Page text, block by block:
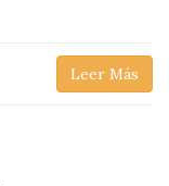
Leer Más